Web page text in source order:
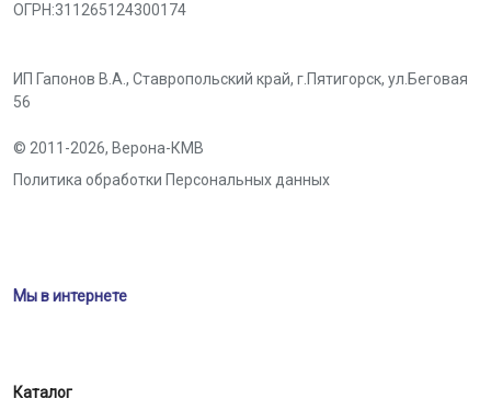
ОГРН:311265124300174
ИП Гапонов В.А., Ставропольский край, г.Пятигорск, ул.Беговая
56
© 2011-2026, Верона-КМВ
Политика обработки Персональных данных
Мы в интернете
Каталог